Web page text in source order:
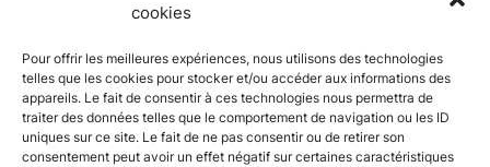
cookies
Pour offrir les meilleures expériences, nous utilisons des technologies
telles que les cookies pour stocker et/ou accéder aux informations des
appareils. Le fait de consentir à ces technologies nous permettra de
traiter des données telles que le comportement de navigation ou les ID
uniques sur ce site. Le fait de ne pas consentir ou de retirer son
consentement peut avoir un effet négatif sur certaines caractéristiques